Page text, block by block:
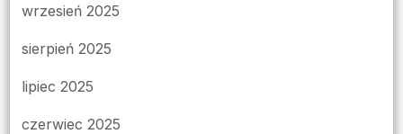
wrzesień 2025
sierpień 2025
lipiec 2025
czerwiec 2025